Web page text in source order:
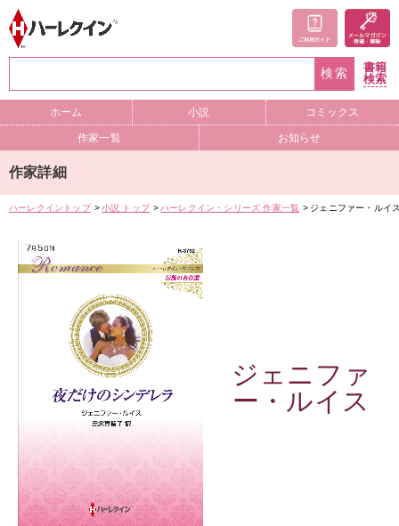
検索
書籍
検索
ホーム 小説 コミックス
作家一覧 お知らせ
作家詳細
ハーレクイントップ 小説 トップ ハーレクイン・シリーズ 作家一覧 ジェニファー・ルイ
ジェニファ
ー・ルイス